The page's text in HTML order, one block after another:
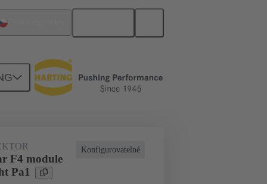
Konfigurovatelné
F4 module
Pa1